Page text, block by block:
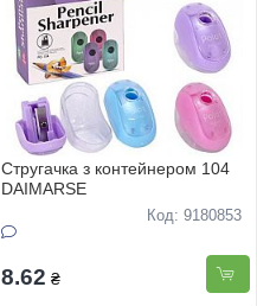
Стругачка з контейнером 104
DAIMARSE
Код: 9180853
8.62 ₴